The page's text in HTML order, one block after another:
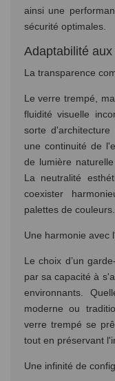
ainsi une
sécurité optimales.
Adaptabilité
La transparence
Le verre trempé,
fluidité visuelle
sorte
une continuité de
de lumière
La neutralité
coexister
palettes de couleurs.
Une harmonie avec
Le choix d’un
par sa capacité à
environnants.
moderne ou
verre trempé se
tout en préservant
Une infinité de